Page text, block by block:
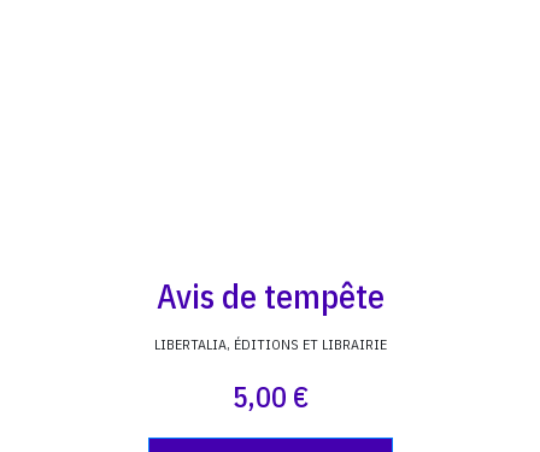
Avis de tempête
LIBERTALIA, ÉDITIONS ET LIBRAIRIE
5,00 €